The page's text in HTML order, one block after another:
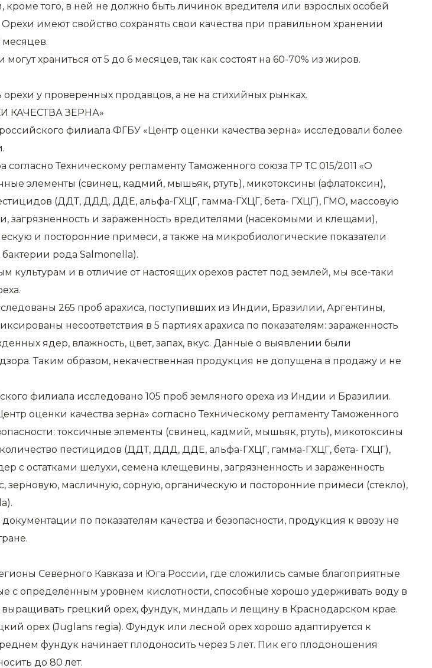
того, в ней не должно быть личинок вредителя или взрослых особей
имеют свойство сохранять свои качества при правильном хранении
месяцев.
храниться от 5 до 6 месяцев, так как состоят на 60-70% из жиров.
у проверенных продавцов, а не на стихийных рынках.
КАЧЕСТВА ЗЕРНА»
филиала ФГБУ «Центр оценки качества зерна» исследовали более
Техническому регламенту Таможенного союза ТР ТС 015/2011 «О
элементы (свинец, кадмий, мышьяк, ртуть), микотоксины (афлатоксин),
(ДДТ, ДДД, ДДЕ, альфа-ГХЦГ, гамма-ГХЦГ, бета- ГХЦГ), ГМО, массовую
и зараженность вредителями (насекомыми и клещами),
и посторонние примеси, а также на микробиологические показатели
рода Salmonella).
культурам и в отличие от настоящих орехов растет под землей, мы все-таки
265 проб арахиса, поступивших из Индии, Бразилии, Аргентины,
несоответствия в 5 партиях арахиса по показателям: зараженность
ядер, влажность, цвет, запах, вкус. Данные о выявлении были
Таким образом, некачественная продукция не допущена в продажу и не
филиала исследовано 105 проб земляного ореха из Индии и Бразилии.
оценки качества зерна» согласно Техническому регламенту Таможенного
токсичные элементы (свинец, кадмий, мышьяк, ртуть), микотоксины
пестицидов (ДДТ, ДДД, ДДЕ, альфа-ГХЦГ, гамма-ГХЦГ, бета- ГХЦГ),
остатками шелухи, семена клещевины, загрязненность и зараженность
зерновую, масличную, сорную, органическую и посторонние примеси (стекло),
по показателям качества и безопасности, продукция к ввозу не
Северного Кавказа и Юга России, где сложились самые благоприятные
с определённым уровнем кислотности, способные хорошо удерживать воду в
грецкий орех, фундук, миндаль и лещину в Краснодарском крае.
орех (Juglans regia). Фундук или лесной орех хорошо адаптируется к
фундук начинает плодоносить через 5 лет. Пик его плодоношения
до 80 лет.